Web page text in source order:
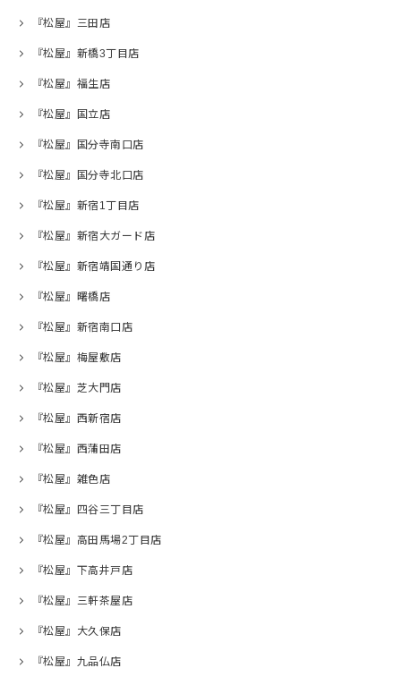
『松屋』三田店
『松屋』新橋3丁目店
『松屋』福生店
『松屋』国立店
『松屋』国分寺南口店
『松屋』国分寺北口店
『松屋』新宿1丁目店
『松屋』新宿大ガード店
『松屋』新宿靖国通り店
『松屋』曙橋店
『松屋』新宿南口店
『松屋』梅屋敷店
『松屋』芝大門店
『松屋』西新宿店
『松屋』西蒲田店
『松屋』雑色店
『松屋』四谷三丁目店
『松屋』高田馬場2丁目店
『松屋』下高井戸店
『松屋』三軒茶屋店
『松屋』大久保店
『松屋』九品仏店